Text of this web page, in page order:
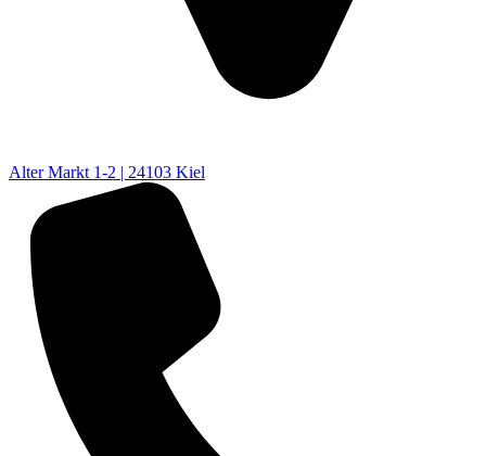
Alter Markt 1-2 | 24103 Kiel